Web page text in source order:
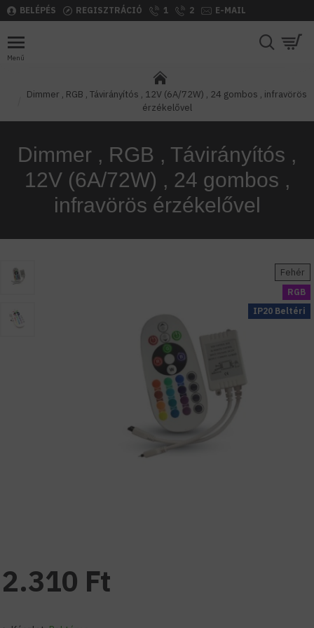
BELÉPÉS REGISZTRÁCIÓ 1 2 E-MAIL
Dimmer , RGB , Távirányítós , 12V (6A/72W) , 24 gombos , infravörös
érzékelővel
Dimmer , RGB , Távirányítós ,
12V (6A/72W) , 24 gombos ,
infravörös érzékelővel
RGB
IP20 Beltéri
Fehér
2.310 Ft